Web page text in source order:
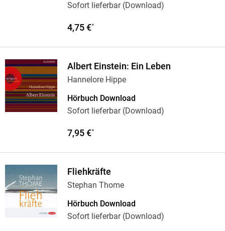
Sofort lieferbar (Download)
4,75 €*
Albert Einstein: Ein Leben
Hannelore Hippe
Hörbuch Download
Sofort lieferbar (Download)
7,95 €*
Fliehkräfte
Stephan Thome
Hörbuch Download
Sofort lieferbar (Download)